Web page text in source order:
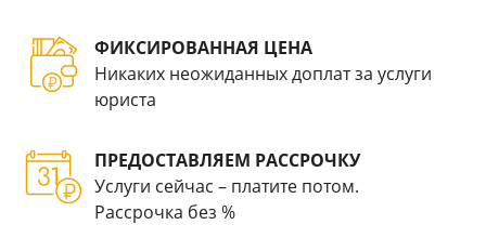
ФИКСИРОВАННАЯ ЦЕНА
Никаких неожиданных доплат за услуги
юриста
ПРЕДОСТАВЛЯЕМ РАССРОЧКУ
Услуги сейчас – платите потом.
Рассрочка без %